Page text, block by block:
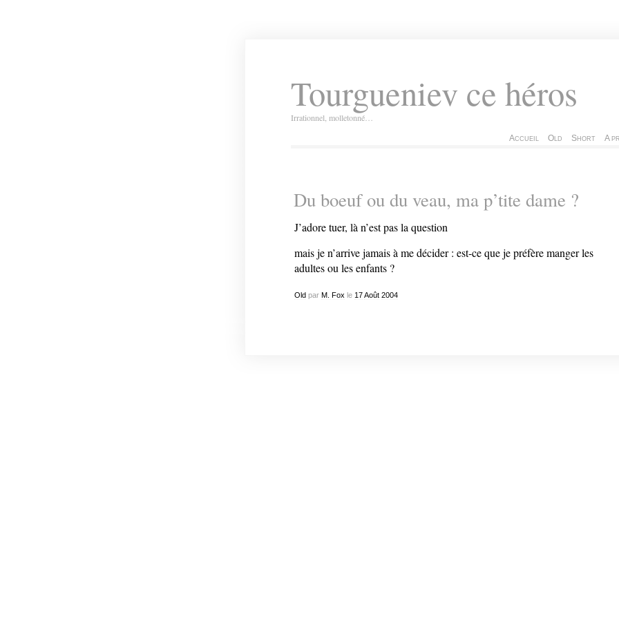
Tourgueniev ce héros
Irrationnel, molletonné…
Accueil Old Short A
Du boeuf ou du veau, ma p’tite dame ?
J’adore tuer, là n’est pas la question
mais je n’arrive jamais à me décider : est-ce que je préfère manger les
adultes ou les enfants ?
Old par M. Fox le 17 Août 2004